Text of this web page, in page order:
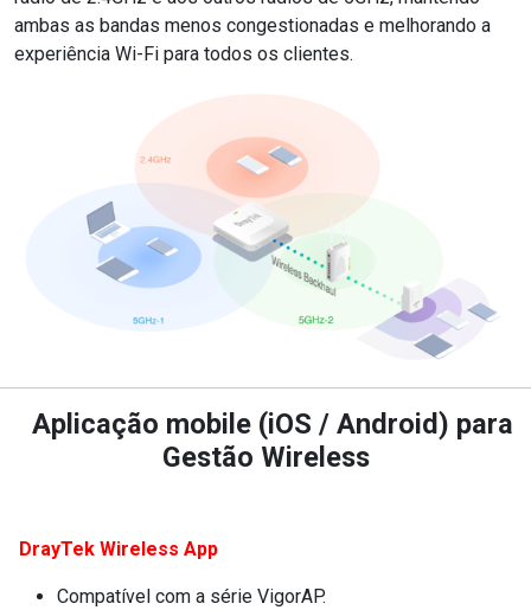
ambas as bandas menos congestionadas e melhorando a
experiência Wi-Fi para todos os clientes.
Aplicação mobile (iOS / Android) para
Gestão Wireless
DrayTek Wireless App
Compatível com a série VigorAP.